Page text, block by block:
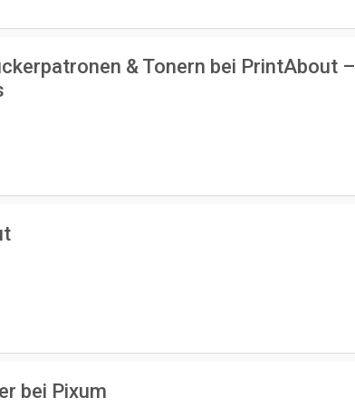
& Tonern bei PrintAbout –
bei Pixum